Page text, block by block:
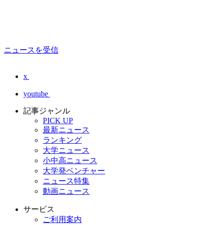
ニュースを受信
x
youtube
記事ジャンル
PICK UP
最新ニュース
ランキング
大学ニュース
小中高ニュース
大学発ベンチャー
ニュース特集
動画ニュース
サービス
ご利用案内